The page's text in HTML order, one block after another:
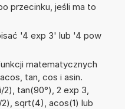
przecinku, jeśli ma to
'4 exp 3' lub '4 pow
matematycznych
tan, cos i asin.
tan(90°), 2 exp 3,
sqrt(4), acos(1) lub